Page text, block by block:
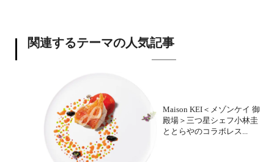
関連するテーマの人気記事
Maison KEI＜メゾンケイ 御
殿場＞三つ星シェフ小林圭
ととらやのコラボレス...